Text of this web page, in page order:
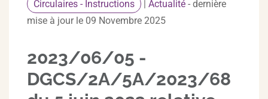
Circulaires - Instructions | Actualité - dernière
mise à jour le 09 Novembre 2025
2023/06/05 -
DGCS/2A/5A/2023/68